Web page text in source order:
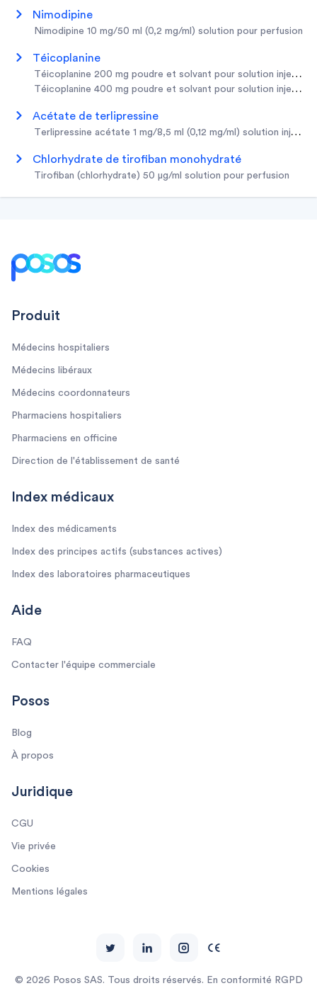
nimodipine
nimodipine 10 mg/50 ml (0,2 mg/ml) solution pour perfusion
téicoplanine
téicoplanine 200 mg poudre et solvant pour solution
téicoplanine 400 mg poudre et solvant pour solution
acétate de terlipressine
terlipressine acétate 1 mg/8,5 ml (0,12 mg/ml) solution
chlorhydrate de tirofiban monohydraté
tirofiban (chlorhydrate) 50 µg/ml solution pour perfusion
© 2026 Posos SAS. Tous droits réservés. En conformité RGPD
Produit
Médecins hospitaliers
Médecins libéraux
Médecins coordonnateurs
Pharmaciens hospitaliers
Pharmaciens en officine
Direction de l'établissement de santé
Index médicaux
Index des médicaments
Index des principes actifs (substances actives)
Index des laboratoires pharmaceutiques
Aide
FAQ
Contacter l'équipe commerciale
Posos
Blog
À propos
Juridique
CGU
Vie privée
Cookies
Mentions légales